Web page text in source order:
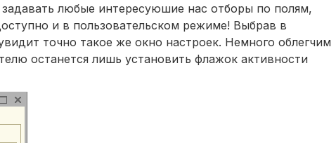
любые интересуюшие нас отборы по полям,
и в пользовательском режиме! Выбрав в
точно такое же окно настроек. Немного облегчим
останется лишь установить флажок активности